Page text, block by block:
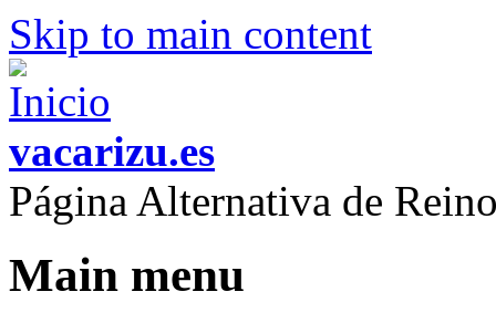
Skip to main content
vacarizu.es
Página Alternativa de
Main menu